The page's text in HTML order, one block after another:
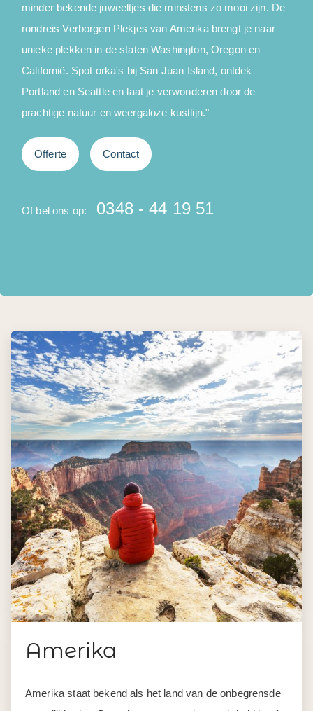
minder bekende juweeltjes die minstens zo mooi zijn. De
rondreis Verborgen Plekjes van Amerika brengt je naar
unieke plekken in de staten Washington, Oregon en
Californië. Spot orka's bij San Juan Island, ontdek
Portland en Seattle en laat je verwonderen door de
prachtige natuur en weergaloze kustlijn."
Offerte Contact
Of bel ons op: 0348 - 44 19 51
Amerika
Amerika staat bekend als het land van de onbegrensde